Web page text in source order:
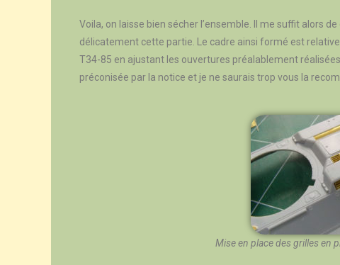
Voila, on laisse bien sécher l’ensemble. Il me suffit alors
délicatement cette partie. Le cadre ainsi formé est
T34-85 en ajustant les ouvertures préalablement
préconisée par la notice et je ne saurais trop vous la
Mise en place des grilles en